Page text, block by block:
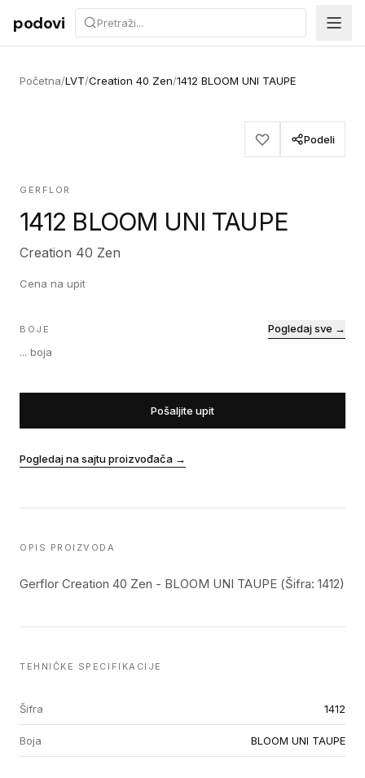
Preskoči na sadržaj
podovi
Početna/LVT/Creation 40 Zen/1412 BLOOM UNI TAUPE
Podeli
GERFLOR
1412 BLOOM UNI TAUPE
Creation 40 Zen
Cena na upit
BOJE
... boja
Pogledaj sve →
Pošaljite upit
Pogledaj na sajtu proizvođača →
OPIS PROIZVODA
Gerflor Creation 40 Zen - BLOOM UNI TAUPE (Šifra: 1412)
TEHNIČKE SPECIFIKACIJE
Šifra 1412
Boja BLOOM UNI TAUPE